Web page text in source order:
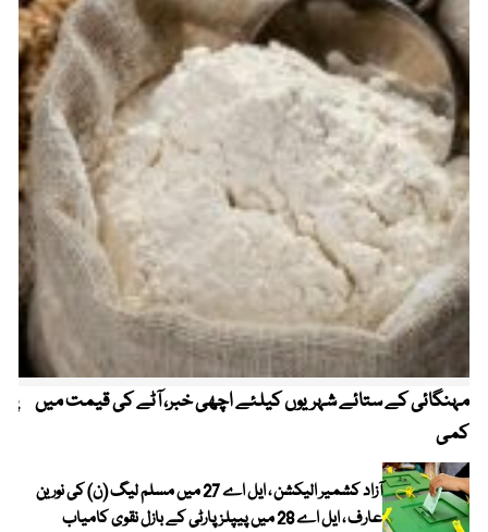
مہنگائی کے ستائے شہریوں کیلئے اچھی خبر، آٹے کی قیمت میں
کمی
آزاد کشمیر الیکشن ، ایل اے 27 میں مسلم لیگ (ن) کی نورین
عارف ، ایل اے 28 میں پیپلز پارٹی کے بازل نقوی کامیاب